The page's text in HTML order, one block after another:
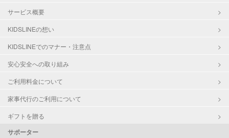
サービス概要
KIDSLINEの想い
KIDSLINEでのマナー・注意点
安心安全への取り組み
ご利用料金について
家事代行のご利用について
ギフトを贈る
サポーター